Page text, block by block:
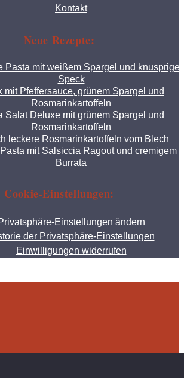
Kontakt
Neue Rezepte:
Pasta mit weißem Spargel und
Speck
mit Pfeffersauce, grünem Spargel und
Rosmarinkartoffeln
Salat Deluxe mit grünem Spargel und
Rosmarinkartoffeln
leckere Rosmarinkartoffeln vom Blech
mit Salsiccia Ragout und cremigem
Burrata
Cookie-Einstellungen:
Einstellungen ändern
der Privatsphäre-Einstellungen
Einwilligungen widerrufen